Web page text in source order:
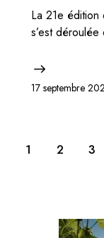
La 21e édition
s’est
17 septembre
1 2 3